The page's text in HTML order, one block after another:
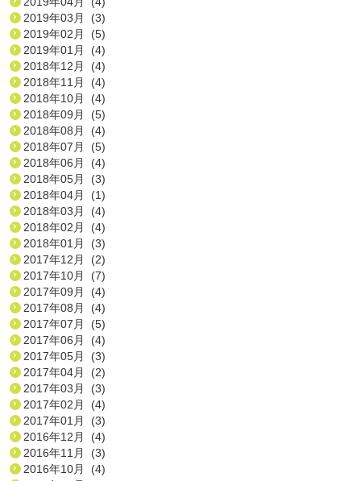
2019年03月 (3)
2019年02月 (5)
2019年01月 (4)
2018年12月 (4)
2018年11月 (4)
2018年10月 (4)
2018年09月 (5)
2018年08月 (4)
2018年07月 (5)
2018年06月 (4)
2018年05月 (3)
2018年04月 (1)
2018年03月 (4)
2018年02月 (4)
2018年01月 (3)
2017年12月 (2)
2017年10月 (7)
2017年09月 (4)
2017年08月 (4)
2017年07月 (5)
2017年06月 (4)
2017年05月 (3)
2017年04月 (2)
2017年03月 (3)
2017年02月 (4)
2017年01月 (3)
2016年12月 (4)
2016年11月 (3)
2016年10月 (4)